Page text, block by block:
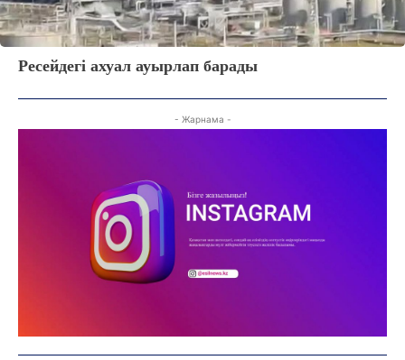
25 C Kokshetau
Жоба туралы Байланыс Жарнама
Ресейдегі ахуал ауырлап барады
- Жарнама -